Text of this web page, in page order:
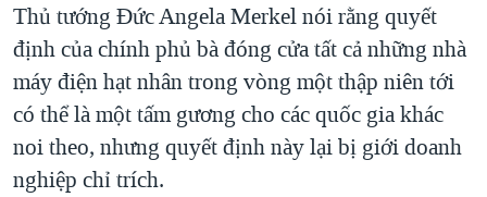
THỂ THAO
GIÁO DỤC
TRỊNH VĨNH BÌNH - NGƯỜI HẠ 'BÊN THẮNG CUỘC'
GROUND ZERO – XƯA VÀ NAY
CHI PHÍ CHIẾN TRANH AFGHANISTAN
CÁC GIÁ TRỊ CỘNG HÒA Ở VIỆT NAM
THƯỢNG ĐỈNH TRUMP-KIM TẠI VIỆT NAM
Ngôn ngữ khác
Thủ tướng Đức Angela Merkel nói rằng quyết
định của chính phủ bà đóng cửa tất cả những nhà
máy điện hạt nhân trong vòng một thập niên tới
có thể là một tấm gương cho các quốc gia khác
noi theo, nhưng quyết định này lại bị giới doanh
nghiệp chỉ trích.